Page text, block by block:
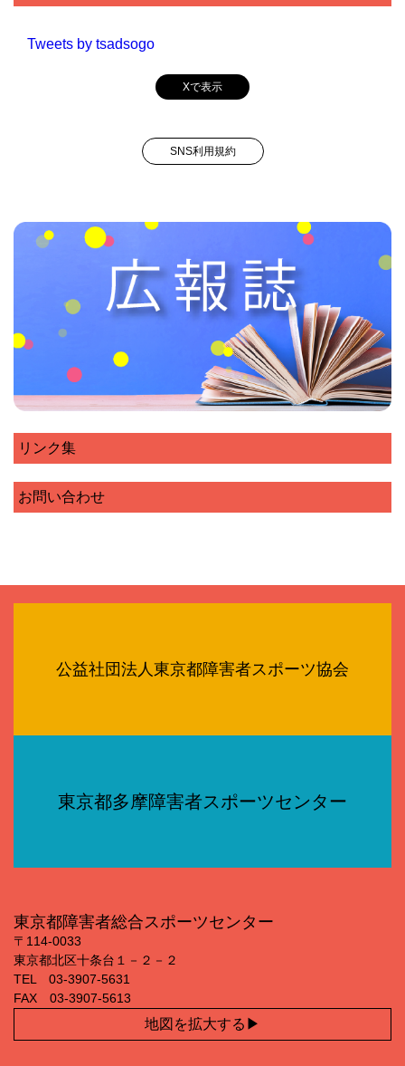
Tweets by tsadsogo
Xで表示
SNS利用規約
リンク集
お問い合わせ
公益社団法人東京都障害者スポーツ協会
東京都多摩障害者スポーツセンター
東京都障害者総合スポーツセンター
〒114‐0033
東京都北区十条台１－２－２
TEL 03‐3907‐5631
FAX 03‐3907‐5613
地図を拡大する